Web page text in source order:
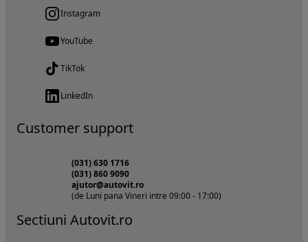
Instagram
YouTube
TikTok
LinkedIn
Customer support
(031) 630 1716
(031) 860 9090
ajutor@autovit.ro
(de Luni pana Vineri intre 09:00 - 17:00)
Sectiuni Autovit.ro